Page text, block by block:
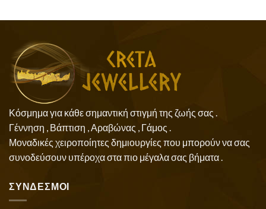
Κόσμημα για κάθε σημαντική στιγμή της ζωής σας .
Γέννηση , Βάπτιση , Αραβώνας , Γάμος .
Μοναδικές χειροποίητες δημιουργίες που μπορούν να σας
συνοδεύσουν υπέροχα στα πιο μέγαλα σας βήματα .
ΣΥΝΔΕΣΜΟΙ